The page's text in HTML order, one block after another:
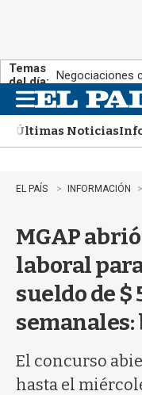
Temas
del día: Negociaciones
n
uÚltimas Noticias
EL PAÍS INFORMACIÓN
MGAP
laboral
sueldo de $
El concurso
hasta el